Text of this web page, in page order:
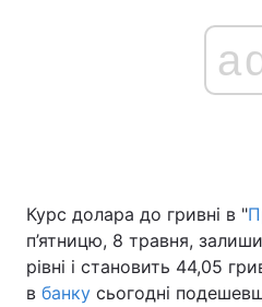
Головна
Україна
Курс долара до гривні в "
п’ятницю, 8 травня,
рівні і становить 44,05
в банку сьогодні